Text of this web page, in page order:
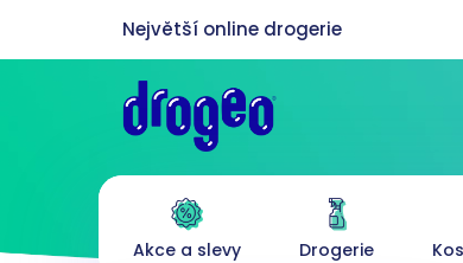
obsah
Akce a slevy Drogerie